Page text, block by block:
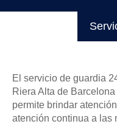
El servicio de guardia
Riera Alta de
permite brindar
atención continua a las